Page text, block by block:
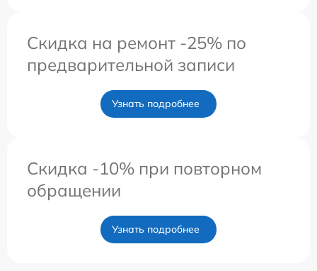
Скидка на ремонт -25% по
предварительной записи
Узнать подробнее
Скидка -10% при повторном
обращении
Узнать подробнее